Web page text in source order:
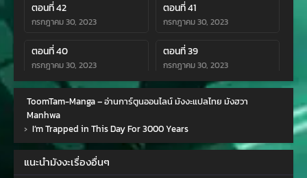
ตอนที่ 42
กรกฎาคม 30, 2023
ตอนที่ 41
กรกฎาคม 30, 2023
ตอนที่ 40
กรกฎาคม 30, 2023
ตอนที่ 39
กรกฎาคม 30, 2023
ตอนที่ 38
พฤษภาคม 1, 2023
ตอนที่ 37
ตอนที่ 36
มีนาคม 11, 2023 มีนาคม 11, 2023
ToomTam-Manga – อ่านการ์ตูนออนไลน์ มังงะแปลไทย มังฮวา
Manhwa
› I’m Trapped in This Day For 3000 Years
แนะนำมังงะเรื่องอื่นๆ